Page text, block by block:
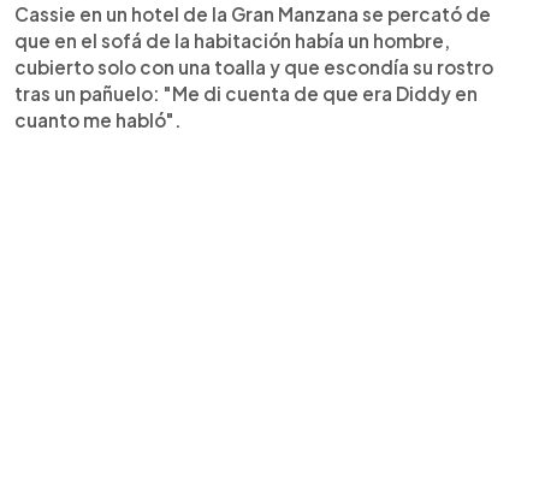
Cassie en un hotel de la Gran Manzana se percató de
que en el sofá de la habitación había un hombre,
cubierto solo con una toalla y que escondía su rostro
tras un pañuelo: "Me di cuenta de que era Diddy en
cuanto me habló".